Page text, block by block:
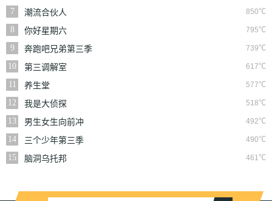
7
850℃
潮流合伙人
8
795℃
你好星期六
9
739℃
奔跑吧兄弟第三季
10
617℃
第三调解室
11
577℃
养生堂
12
518℃
我是大侦探
13
492℃
男生女生向前冲
14
490℃
三个少年第三季
15
461℃
脑洞乌托邦